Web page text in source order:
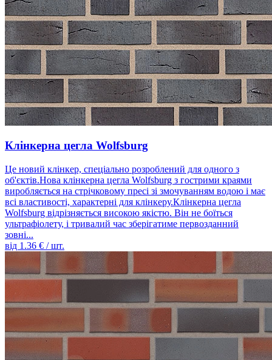
Клінкерна цегла Wolfsburg
Це новий клінкер, спеціально розроблений для одного з
об'єктів.Нова клінкерна цегла Wolfsburg з гострими краями
виробляється на стрічковому пресі зі змочуванням водою і має
всі властивості, характерні для клінкеру.Клінкерна цегла
Wolfsburg відрізняється високою якістю. Він не боїться
ультрафіолету, і тривалий час зберігатиме первозданний
зовні...
від 1.36 € / шт.